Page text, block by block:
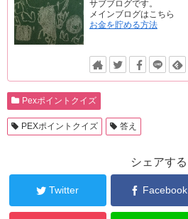
サブブログです。
メインブログはこちら
お金を貯める方法
Pexポイントクイズ
PEXポイントクイズ 答え
シェアする
Twitter Facebook